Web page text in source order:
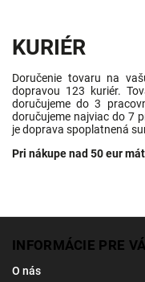
KURIÉR
Doručenie tovaru na
dopravou 123 kuriér.
doručujeme do 3
doručujeme najviac do 7
je doprava spoplatnená
Pri nákupe nad 50 eur
INFORMÁCIE PRE
O nás